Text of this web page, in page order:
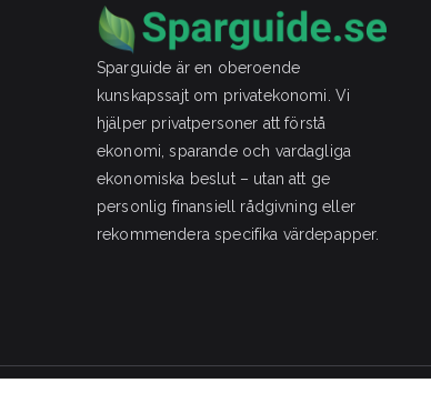
Sparguide är en oberoende
kunskapssajt om privatekonomi. Vi
hjälper privatpersoner att förstå
ekonomi, sparande och vardagliga
ekonomiska beslut – utan att ge
personlig finansiell rådgivning eller
rekommendera specifika värdepapper.